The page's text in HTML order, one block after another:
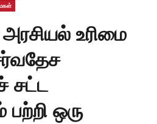
அரசியல் உரிமை
சட்ட
ஒரு